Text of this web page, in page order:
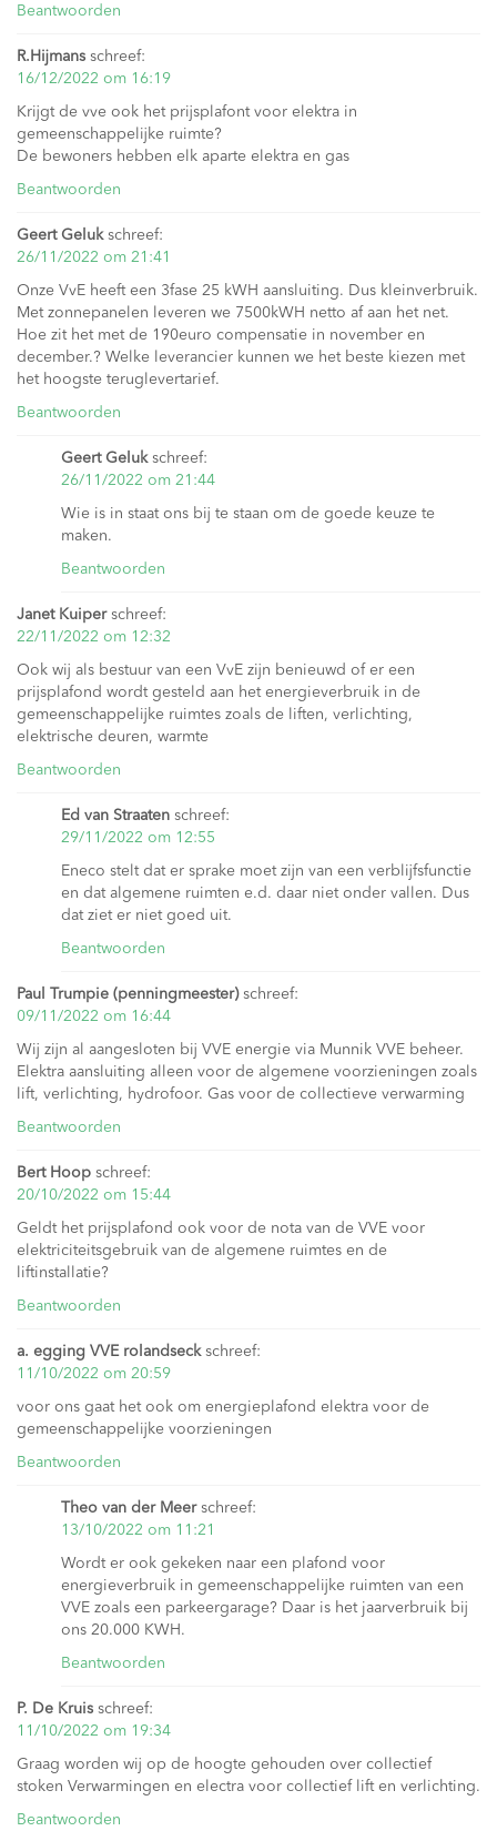
Beantwoorden
R.Hijmans schreef:
16/12/2022 om 16:19
Krijgt de vve ook het prijsplafont voor elektra in
gemeenschappelijke ruimte?
De bewoners hebben elk aparte elektra en gas
Beantwoorden
Geert Geluk schreef:
26/11/2022 om 21:41
Onze VvE heeft een 3fase 25 kWH aansluiting. Dus kleinverbruik.
Met zonnepanelen leveren we 7500kWH netto af aan het net.
Hoe zit het met de 190euro compensatie in november en
december.? Welke leverancier kunnen we het beste kiezen met
het hoogste teruglevertarief.
Beantwoorden
Geert Geluk schreef:
26/11/2022 om 21:44
Wie is in staat ons bij te staan om de goede keuze te
maken.
Beantwoorden
Janet Kuiper schreef:
22/11/2022 om 12:32
Ook wij als bestuur van een VvE zijn benieuwd of er een
prijsplafond wordt gesteld aan het energieverbruik in de
gemeenschappelijke ruimtes zoals de liften, verlichting,
elektrische deuren, warmte
Beantwoorden
Ed van Straaten schreef:
29/11/2022 om 12:55
Eneco stelt dat er sprake moet zijn van een verblijfsfunctie
en dat algemene ruimten e.d. daar niet onder vallen. Dus
dat ziet er niet goed uit.
Beantwoorden
Paul Trumpie (penningmeester) schreef:
09/11/2022 om 16:44
Wij zijn al aangesloten bij VVE energie via Munnik VVE beheer.
Elektra aansluiting alleen voor de algemene voorzieningen zoals
lift, verlichting, hydrofoor. Gas voor de collectieve verwarming
Beantwoorden
Bert Hoop schreef:
20/10/2022 om 15:44
Geldt het prijsplafond ook voor de nota van de VVE voor
elektriciteitsgebruik van de algemene ruimtes en de
liftinstallatie?
Beantwoorden
a. egging VVE rolandseck schreef:
11/10/2022 om 20:59
voor ons gaat het ook om energieplafond elektra voor de
gemeenschappelijke voorzieningen
Beantwoorden
Theo van der Meer schreef:
13/10/2022 om 11:21
Wordt er ook gekeken naar een plafond voor
energieverbruik in gemeenschappelijke ruimten van een
VVE zoals een parkeergarage? Daar is het jaarverbruik bij
ons 20.000 KWH.
Beantwoorden
P. De Kruis schreef:
11/10/2022 om 19:34
Graag worden wij op de hoogte gehouden over collectief
stoken Verwarmingen en electra voor collectief lift en verlichting.
Beantwoorden